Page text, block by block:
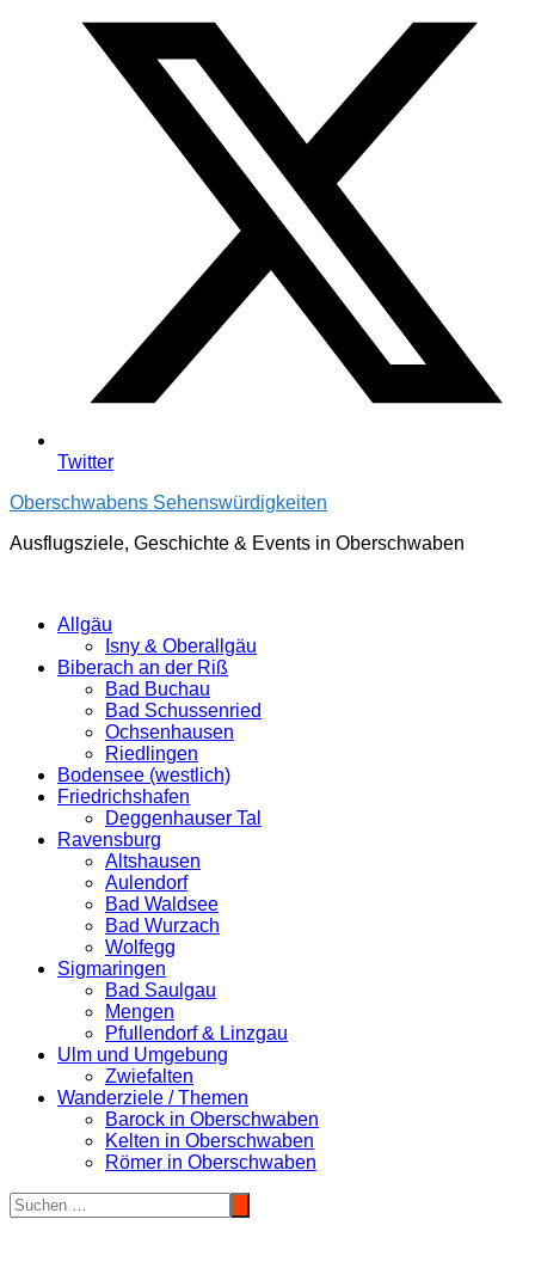
Twitter
Oberschwabens Sehenswürdigkeiten
Ausflugsziele, Geschichte & Events in Oberschwaben
Allgäu
Isny & Oberallgäu
Biberach an der Riß
Bad Buchau
Bad Schussenried
Ochsenhausen
Riedlingen
Bodensee (westlich)
Friedrichshafen
Deggenhauser Tal
Ravensburg
Altshausen
Aulendorf
Bad Waldsee
Bad Wurzach
Wolfegg
Sigmaringen
Bad Saulgau
Mengen
Pfullendorf & Linzgau
Ulm und Umgebung
Zwiefalten
Wanderziele / Themen
Barock in Oberschwaben
Kelten in Oberschwaben
Römer in Oberschwaben